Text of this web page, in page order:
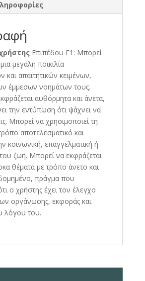
Επιπέδου Γ1: Μπορεί
μεγάλη ποικιλία
και απαιτητικών κειμένων,
έμμεσων νοημάτων τους.
αυθόρμητα και άνετα,
την εντύπωση ότι ψάχνει να
Μπορεί να χρησιμοποιεί τη
αποτελεσματικό και
κοινωνική, επαγγελματική ή
ζωή. Μπορεί να εκφράζεται
θέματα με τρόπο άνετο και
πράγμα που
ο χρήστης έχει τον έλεγχο
οργάνωσης, εκφοράς και
λόγου του.